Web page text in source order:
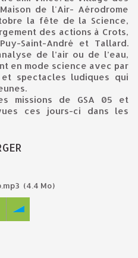
de l'Air- Aérodrome
la fête de la Science,
des actions à Crots,
Saint-André et Tallard.
de l’air ou de l’eau,
en mode science avec par
spectacles ludiques qui
missions de GSA 05 et
ces jours-ci dans les
(4.4 Mo)